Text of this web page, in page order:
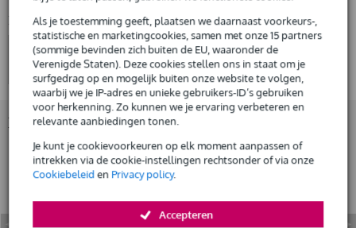
Als je toestemming geeft, plaatsen we daarnaast voorkeurs-,
statistische en marketingcookies, samen met onze 15 partners
(sommige bevinden zich buiten de EU, waaronder de
Verenigde Staten). Deze cookies stellen ons in staat om je
surfgedrag op en mogelijk buiten onze website te volgen,
waarbij we je IP-adres en unieke gebruikers-ID’s gebruiken
voor herkenning. Zo kunnen we je ervaring verbeteren en
relevante aanbiedingen tonen.
Je kunt je cookievoorkeuren op elk moment aanpassen of
intrekken via de cookie-instellingen rechtsonder of via onze
Cookiebeleiden Privacy policy.
Accepteren
Huur dit product
Bekijk ook eens (4)
Bekijk ook eens (5)